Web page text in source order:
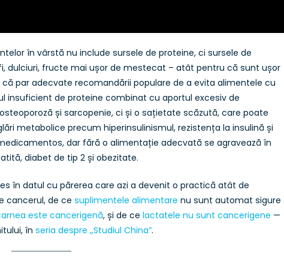
în vârstă nu include sursele de proteine, ci sursele de
dulciuri, fructe mai ușor de mestecat – atât pentru că sunt ușor
par adecvate recomandării populare de a evita alimentele cu
insuficient de proteine combinat cu aportul excesiv de
și sarcopenie, ci și o sațietate scăzută, care poate
metabolice precum hiperinsulinismul, rezistența la insulină și
dar fără o alimentație adecvată se agravează în
diabet de tip 2 și obezitate.
în datul cu părerea care azi a devenit o practică atât de
cancerul, de ce suplimentele alimentare nu sunt automat sigure
este cancerigenă, și de ce lactatele nu sunt cancerigene —
în seria despre „Studiul China”.